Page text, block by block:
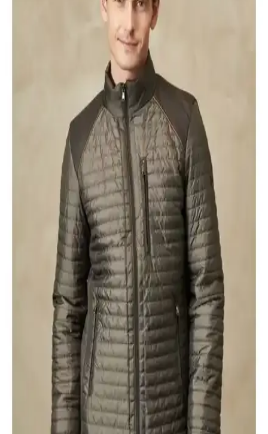
Erkekler İçin Kışlık Mont Seçenekleri: DeFacto ve
Lumberjack Modellerinin Karşılaştırması
İki popüler erkek kışlık montunu detaylı karşılaştırıyoruz.
DeFacto'nun slim fit kapüşonlu parkası ve Lumberjack'in dayanıklı,
şık modeli arasındaki farkları öğrenerek en uygun seçimi yapın.
AVVA Erkek Montları Karşılaştırması: Kaz Tüyü ve
Hafif Şişme Modelleri Analizi
İki farklı AVVA erkek montu detaylı karşılaştırması: kaz tüyü ve
hafif şişme montların özellikleri, kullanıcı yorumları ve seçim
kriterleri hakkında bilgi içerir.
Erkek Kapüşonlu Montlar Karşılaştırması: Buratti
Slim Fit ve Freemen Spor Modelleri
Buratti Slim Fit ve Freemen Spor montlar, farklı özellikleri ve
kullanım alanlarıyla erkekler için ideal seçenekler sunuyor. Sıcak
tutma, malzeme ve tasarım açısından detaylı inceleme burada.
Lufian Andy Kaz Tüyü ve Mers Store Kışlık Mont
Karşılaştırması ve Özellikleri
Lufian Andy Kaz Tüyü ve Mers Store kışlık montlarının özellikleri,
kullanıcı yorumları ve avantajlarıyla ilgili kapsamlı karşılaştırma.
Hangi montun ihtiyaçlarınıza uygun olduğunu öğrenin.
Lufian Luc Kaz Tüyü Erkek Mont Saks: Şık ve
Fonksiyonel Günlük Kullanım Montu
Lufian'ın Luc Kaz Tüyü Erkek Mont Saks modeli, su geçirmez,
hafif ve şık tasarımıyla şehir hayatına uygun, pratik ve dayanıklı bir
erkek montudur.
AVVA Erkek Lacivert Kaz Tüyü Dolgulu Mont
İncelemesi ve Detayları